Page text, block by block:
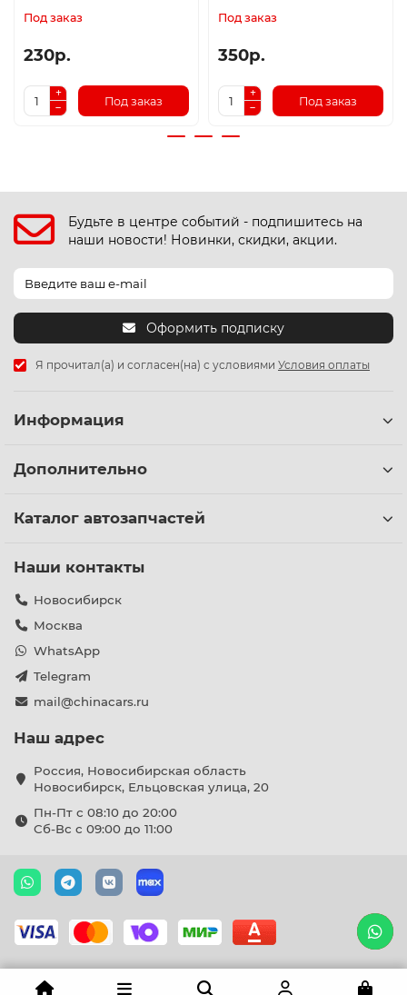
Под заказ
230р.
Под заказ
Под заказ
350р.
Под заказ
Будьте в центре событий - подпишитесь на
наши новости! Новинки, скидки, акции.
Оформить подписку
Я прочитал(а) и согласен(на) с условиями Условия оплаты
Информация
Дополнительно
Каталог автозапчастей
Наши контакты
Новосибирск
Москва
WhatsApp
Telegram
mail@chinacars.ru
Наш адрес
Россия, Новосибирская область
Новосибирск, Ельцовская улица, 20
Пн-Пт с 08:10 до 20:00
Сб-Вс с 09:00 до 11:00